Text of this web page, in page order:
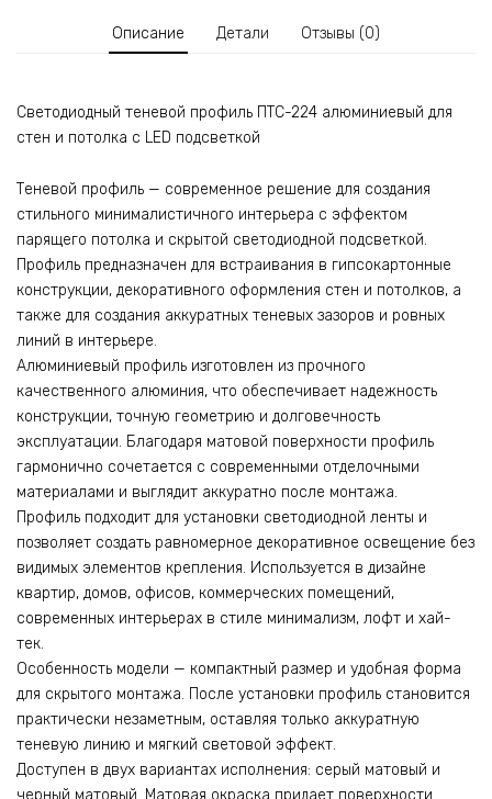
профиль
под
с
матовым
Серебро
матовое,
1
Описание Детали Отзывы (0)
Светодиодный теневой профиль ПТС-224 алюминиевый для
стен и потолка с LED подсветкой
Теневой профиль — современное решение для создания
стильного минималистичного интерьера с эффектом
парящего потолка и скрытой светодиодной подсветкой.
Профиль предназначен для встраивания в гипсокартонные
конструкции, декоративного оформления стен и потолков, а
также для создания аккуратных теневых зазоров и ровных
линий в интерьере.
Алюминиевый профиль изготовлен из прочного
качественного алюминия, что обеспечивает надежность
конструкции, точную геометрию и долговечность
эксплуатации. Благодаря матовой поверхности профиль
гармонично сочетается с современными отделочными
материалами и выглядит аккуратно после монтажа.
Профиль подходит для установки светодиодной ленты и
позволяет создать равномерное декоративное освещение без
видимых элементов крепления. Используется в дизайне
квартир, домов, офисов, коммерческих помещений,
современных интерьерах в стиле минимализм, лофт и хай-
тек.
Особенность модели — компактный размер и удобная форма
для скрытого монтажа. После установки профиль становится
практически незаметным, оставляя только аккуратную
теневую линию и мягкий световой эффект.
Доступен в двух вариантах исполнения: серый матовый и